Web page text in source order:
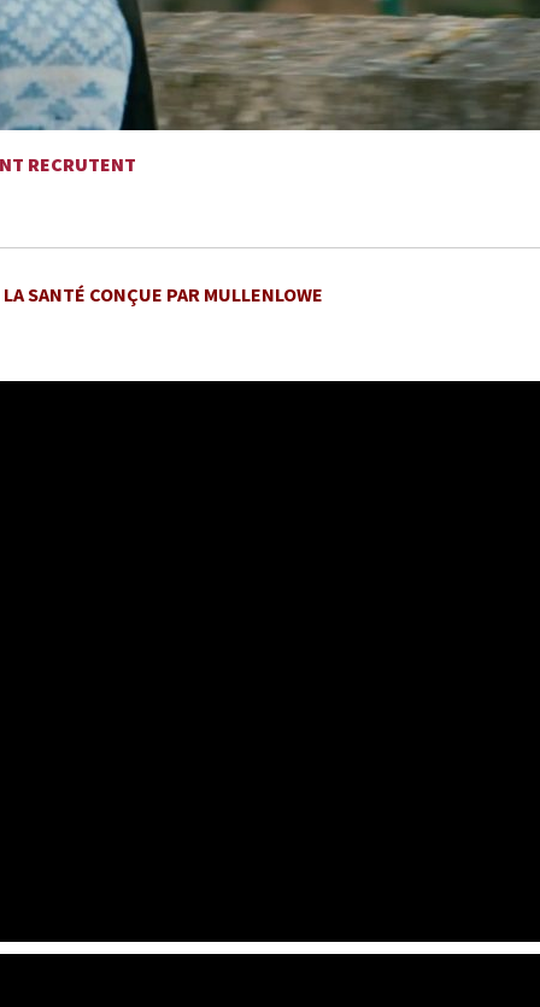
RECRUTENT
SANTÉ CONÇUE PAR MULLENLOWE